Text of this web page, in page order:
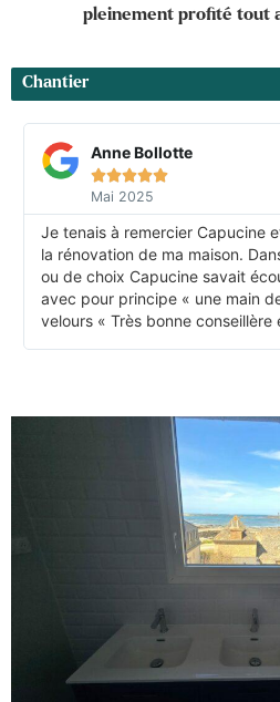
pleinement profité tout
Chantier
Anne Bollotte

Mai 2025
Je tenais à remercier Capucine
la rénovation de ma maison.
ou de choix Capucine savait
avec pour principe « une main
velours « Très bonne